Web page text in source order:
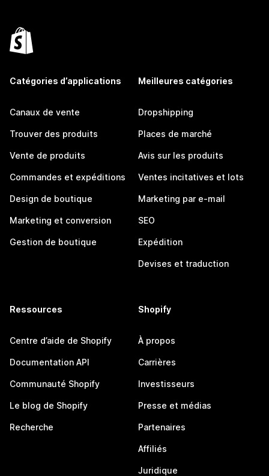
Catégories d’applications
Canaux de vente
Trouver des produits
Vente de produits
Commandes et expéditions
Design de boutique
Marketing et conversion
Gestion de boutique
Meilleures catégories
Dropshipping
Places de marché
Avis sur les produits
Ventes incitatives et lots
Marketing par e-mail
SEO
Expédition
Devises et traduction
Ressources
Centre d’aide de Shopify
Documentation API
Communauté Shopify
Le blog de Shopify
Recherche
Shopify
À propos
Carrières
Investisseurs
Presse et médias
Partenaires
Affiliés
Juridique